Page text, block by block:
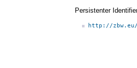
Persistenter
http://